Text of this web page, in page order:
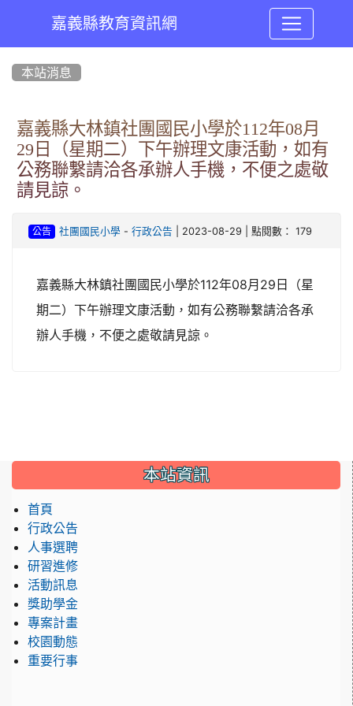
嘉義縣教育資訊網
本站消息
嘉義縣大林鎮社團國民小學於112年08月
29日（星期二）下午辦理文康活動，如有
公務聯繫請洽各承辦人手機，不便之處敬
請見諒。
公告 社團國民小學- 行政公告 | 2023-08-29 | 點閱數： 179
嘉義縣大林鎮社團國民小學於112年08月29日（星
期二）下午辦理文康活動，如有公務聯繫請洽各承
辦人手機，不便之處敬請見諒。
::: 本站資訊
首頁
行政公告
人事選聘
研習進修
活動訊息
獎助學金
專案計畫
校園動態
重要行事